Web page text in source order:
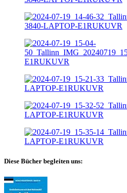
Diese Bücher begleiten uns: